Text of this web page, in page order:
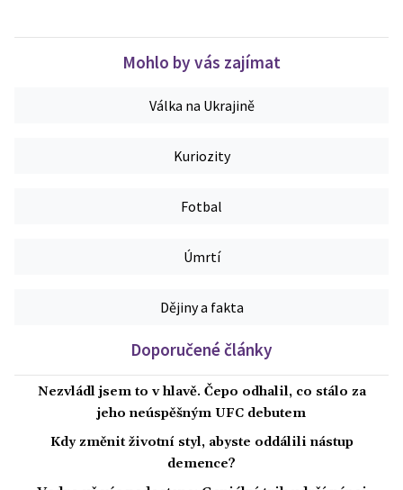
Mohlo by vás zajímat
Válka na Ukrajině
Kuriozity
Fotbal
Úmrtí
Dějiny a fakta
Doporučené články
Nezvládl jsem to v hlavě. Čepo odhalil, co stálo za
jeho neúspěšným UFC debutem
Kdy změnit životní styl, abyste oddálili nástup
demence?